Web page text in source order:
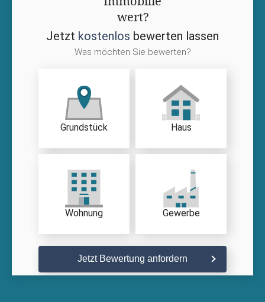
wert?
Jetzt kostenlos bewerten lassen
Was möchten Sie bewerten?
Grundstück Haus
Wohnung Gewerbe
Jetzt Bewertung anfordern